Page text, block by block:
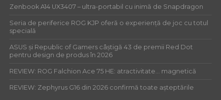
Zenbook A14 UX3407 – ultra-portabil cu inimă de Snapdragon
Seria de periferice ROG KJP oferă o experiență de joc cu totul
specială
ASUS și Republic of Gamers câștigă 43 de premii Red Dot
pentru design de produs în 2026
REVIEW: ROG Falchion Ace 75 HE: atractivitate… magnetică
REVIEW: Zephyrus G16 din 2026 confirmă toate așteptările